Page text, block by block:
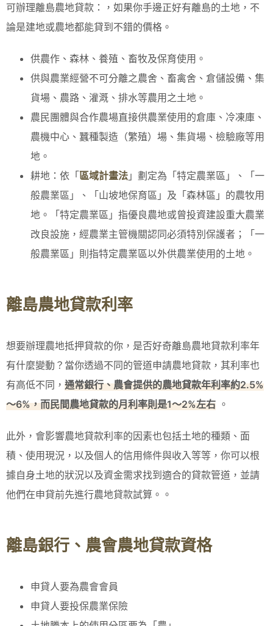
可辦理離島農地貸款：，如果你手邊正好有離島的土地，不
論是建地或農地都能貸到不錯的價格。
供農作、森林、養殖、畜牧及保育使用。
供與農業經營不可分離之農舍、畜禽舍、倉儲設備、集
貨場、農路、灌溉、排水等農用之土地。
農民團體與合作農場直接供農業使用的倉庫、冷凍庫、
農機中心、蠶種製造（繁殖）場、集貨場、檢驗廠等用
地。
耕地：依「 區域計畫法 」劃定為「特定農業區」、「一
般農業區」、「山坡地保育區」及「森林區」的農牧用
地。「特定農業區」指優良農地或曾投資建設重大農業
改良設施，經農業主管機關認同必須特別保護者；「一
般農業區」則指特定農業區以外供農業使用的土地。
離島農地貸款利率
想要辦理農地抵押貸款的你，是否好奇離島農地貸款利率年
有什麼變動？當你透過不同的管道申請農地貸款，其利率也
有高低不同， 通常銀行、農會提供的農地貸款年利率約2.5%
～6%，而民間農地貸款的月利率則是1～2%左右 。
此外，會影響農地貸款利率的因素也包括土地的種類、面
積、使用現況，以及個人的信用條件與收入等等，你可以根
據自身土地的狀況以及資金需求找到適合的貸款管道，並請
他們在申貸前先進行農地貸款試算。。
離島銀行、農會農地貸款資格
申貸人要為農會會員
申貸人要投保農業保險